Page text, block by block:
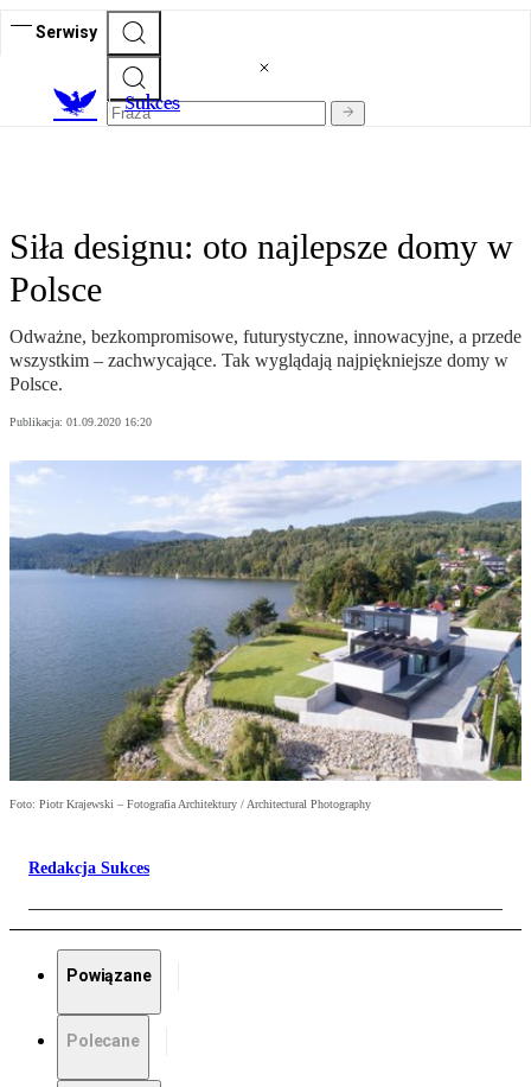
Serwisy
Sukces
Siła designu: oto najlepsze domy w
Polsce
Odważne, bezkompromisowe, futurystyczne, innowacyjne, a przede
wszystkim – zachwycające. Tak wyglądają najpiękniejsze domy w
Polsce.
Publikacja: 01.09.2020 16:20
Foto: Piotr Krajewski – Fotografia Architektury / Architectural Photography
Redakcja Sukces
Powiązane
Polecane